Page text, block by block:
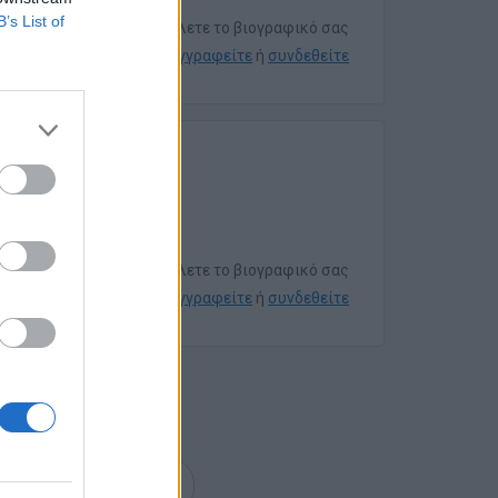
List of
Για να στείλετε το βιογραφικό σας
εγγραφείτε ή συνδεθείτε
Για να στείλετε το βιογραφικό σας
εγγραφείτε ή συνδεθείτε
επόμενη